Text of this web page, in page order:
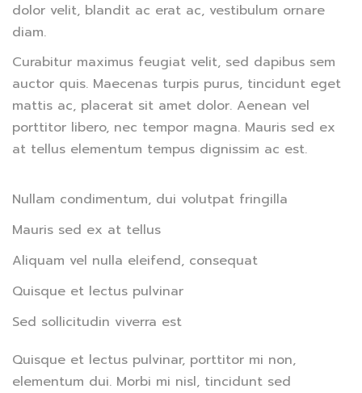
dolor velit, blandit ac erat ac, vestibulum ornare
diam.
Curabitur maximus feugiat velit, sed dapibus sem
auctor quis. Maecenas turpis purus, tincidunt eget
mattis ac, placerat sit amet dolor. Aenean vel
porttitor libero, nec tempor magna. Mauris sed ex
at tellus elementum tempus dignissim ac est.
Nullam condimentum, dui volutpat fringilla
Mauris sed ex at tellus
Aliquam vel nulla eleifend, consequat
Quisque et lectus pulvinar
Sed sollicitudin viverra est
Quisque et lectus pulvinar, porttitor mi non,
elementum dui. Morbi mi nisl, tincidunt sed